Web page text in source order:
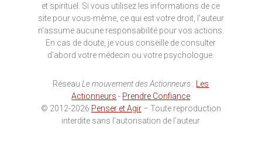
et spirituel. Si vous utilisez les informations de ce
site pour vous-même, ce qui est votre droit, l'auteur
n'assume aucune responsabilité pour vos actions.
En cas de doute, je vous conseille de consulter
d'abord votre médecin ou votre psychologue.
RéseauLe mouvement des Actionneurs :
Les
Actionneurs - Prendre Confiance
© 2012-2026 Penser et Agir– Toute reproduction
interdite sans l’autorisation de l’auteur